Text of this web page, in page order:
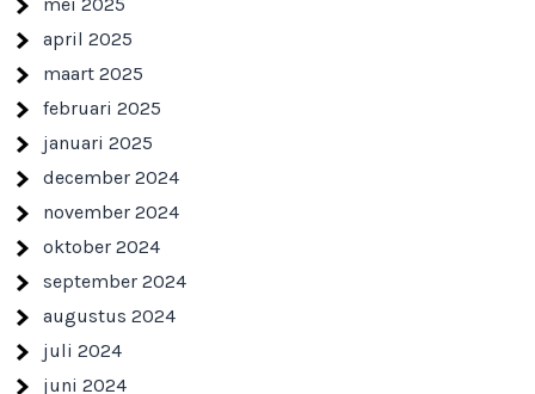
april 2025
maart 2025
februari 2025
januari 2025
december 2024
november 2024
oktober 2024
september 2024
augustus 2024
juli 2024
juni 2024